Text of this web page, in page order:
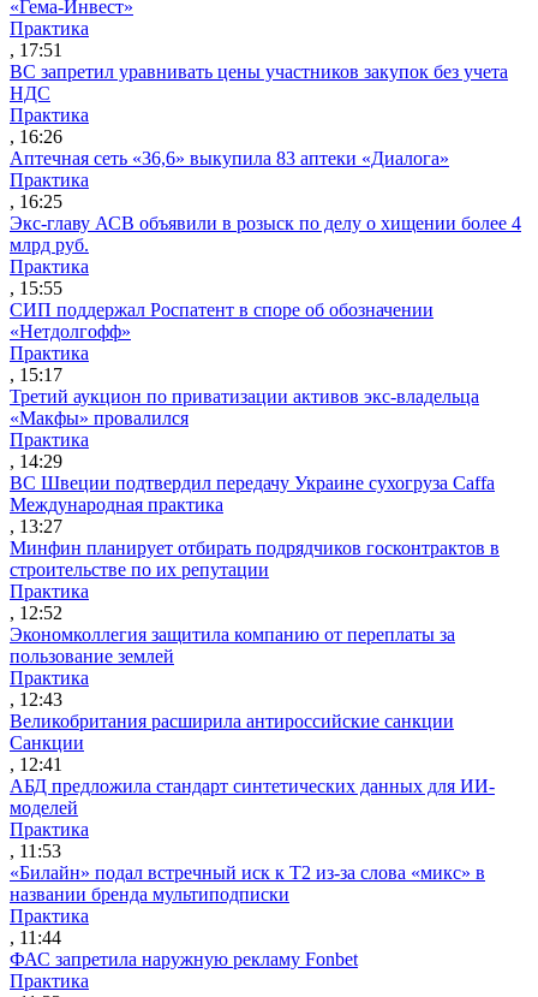
«Гема-Инвест»
Практика
, 17:51
ВС запретил уравнивать цены участников закупок без учета
НДС
Практика
, 16:26
Аптечная сеть «36,6» выкупила 83 аптеки «Диалога»
Практика
, 16:25
Экс-главу АСВ объявили в розыск по делу о хищении более 4
млрд руб.
Практика
, 15:55
СИП поддержал Роспатент в споре об обозначении
«Нетдолгофф»
Практика
, 15:17
Третий аукцион по приватизации активов экс-владельца
«Макфы» провалился
Практика
, 14:29
ВС Швеции подтвердил передачу Украине сухогруза Caffa
Международная практика
, 13:27
Минфин планирует отбирать подрядчиков госконтрактов в
строительстве по их репутации
Практика
, 12:52
Экономколлегия защитила компанию от переплаты за
пользование землей
Практика
, 12:43
Великобритания расширила антироссийские санкции
Санкции
, 12:41
АБД предложила стандарт синтетических данных для ИИ-
моделей
Практика
, 11:53
«Билайн» подал встречный иск к Т2 из-за слова «микс» в
названии бренда мультиподписки
Практика
, 11:44
ФАС запретила наружную рекламу Fonbet
Практика